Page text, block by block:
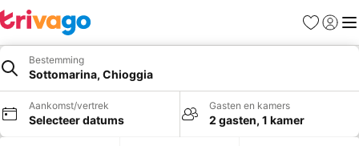
Favorieten
Bestemming
Sottomarina, Chioggia
Aankomst/vertrek
Selecteer datums
Gasten en kamers
2 gasten, 1 kamer